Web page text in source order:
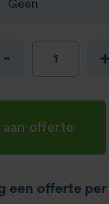
- +
aan offerte
een offerte